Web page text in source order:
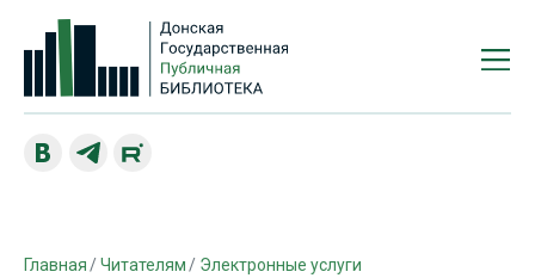
Главная Читателям
Электронные услуги